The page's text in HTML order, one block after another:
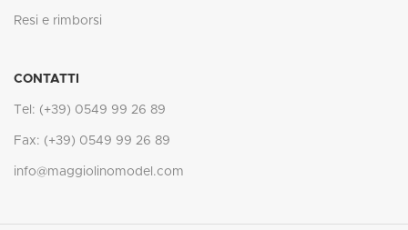
Resi e rimborsi
CONTATTI
Tel: (+39) 0549 99 26 89
Fax: (+39) 0549 99 26 89
info@maggiolinomodel.com